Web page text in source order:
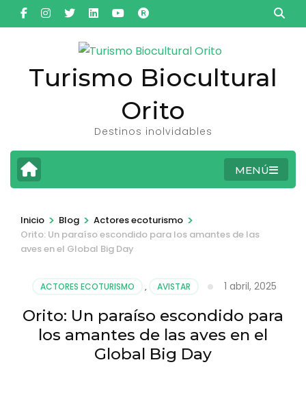
Saltar
al
(presionaTurismo Biocultural
Orito
Destinos inolvidables
MENÚ
Inicio > Blog > Actores ecoturismo >
Orito: Un paraíso escondido para los amantes de las
aves en el Global Big Day
ACTORES ECOTURISMO , AVISTAR 1 abril, 2025
Orito: Un paraíso escondido para
los amantes de las aves en el
Global Big Day